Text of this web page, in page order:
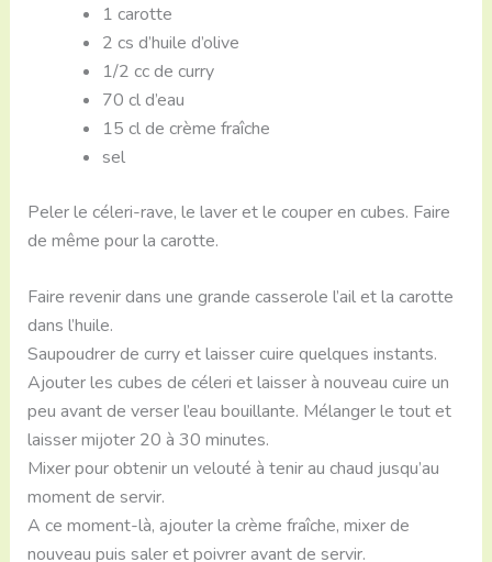
1 carotte
2 cs d’huile d’olive
1/2 cc de curry
70 cl d’eau
15 cl de crème fraîche
sel
Peler le céleri-rave, le laver et le couper en cubes. Faire
de même pour la carotte.
Faire revenir dans une grande casserole l’ail et la carotte
dans l’huile.
Saupoudrer de curry et laisser cuire quelques instants.
Ajouter les cubes de céleri et laisser à nouveau cuire un
peu avant de verser l’eau bouillante. Mélanger le tout et
laisser mijoter 20 à 30 minutes.
Mixer pour obtenir un velouté à tenir au chaud jusqu’au
moment de servir.
A ce moment-là, ajouter la crème fraîche, mixer de
nouveau puis saler et poivrer avant de servir.